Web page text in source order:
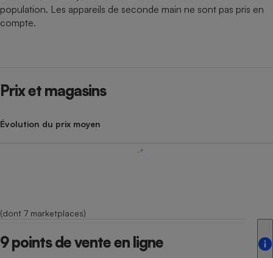
population. Les appareils de seconde main ne sont pas pris en
compte.
Prix et magasins
Évolution du prix moyen
(dont 7 marketplaces)
9 points de vente en ligne